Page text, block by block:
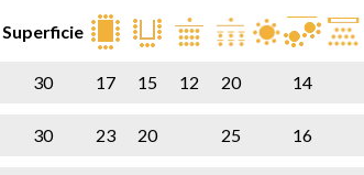
Superficie
30 17 15 12 20 14
30 23 20 25 16